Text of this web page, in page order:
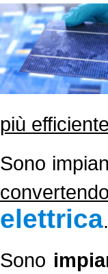
più
Sono
elettrica.
Sono